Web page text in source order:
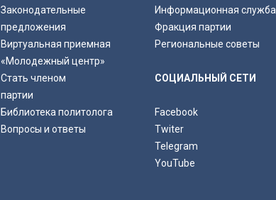
Законодательные
предложения
Виртуальная приемная
«Молодежный центр»
Стать членом
партии
Библиотека политолога
Вопросы и ответы
Информационная служба
Фракция партии
Региональные советы
СОЦИАЛЬНЫЙ СЕТИ
Facebook
Twiter
Telegram
YouTube